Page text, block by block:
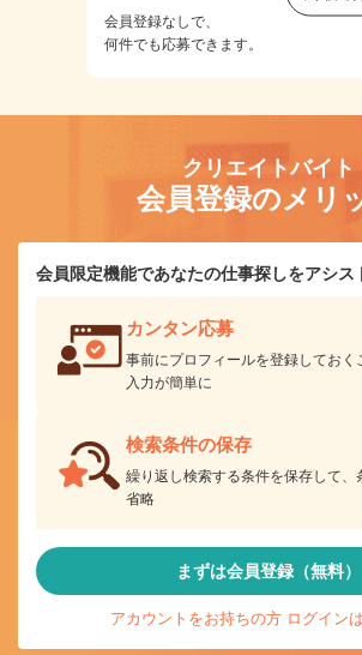
会員登録なしで、
何件でも応募できます。
クリエイトバイト
会員登録のメリ
会員限定機能であなたの仕事探しをアシス
カンタン応募
事前にプロフィールを登録しておく
入力が簡単に
検索条件の保存
繰り返し検索する条件を保存して、
省略
まずは会員登録（無料）
アカウントをお持ちの方 ログイン